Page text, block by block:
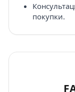
покупки.